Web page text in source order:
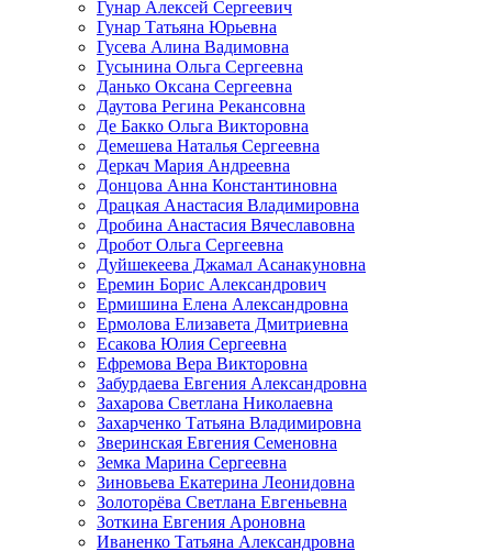
Гунар Алексей Сергеевич
Гунар Татьяна Юрьевна
Гусева Алина Вадимовна
Гусынина Ольга Сергеевна
Данько Оксана Сергеевна
Даутова Регина Рекансовна
Де Бакко Ольга Викторовна
Демешева Наталья Сергеевна
Деркач Мария Андреевна
Донцова Анна Константиновна
Драцкая Анастасия Владимировна
Дробина Анастасия Вячеславовна
Дробот Ольга Сергеевна
Дуйшекеева Джамал Асанакуновна
Еремин Борис Александрович
Ермишина Елена Александровна
Ермолова Елизавета Дмитриевна
Есакова Юлия Сергеевна
Ефремова Вера Викторовна
Забурдаева Евгения Александровна
Захарова Светлана Николаевна
Захарченко Татьяна Владимировна
Зверинская Евгения Семеновна
Земка Марина Сергеевна
Зиновьева Екатерина Леонидовна
Золоторёва Светлана Евгеньевна
Зоткина Евгения Ароновна
Иваненко Татьяна Александровна